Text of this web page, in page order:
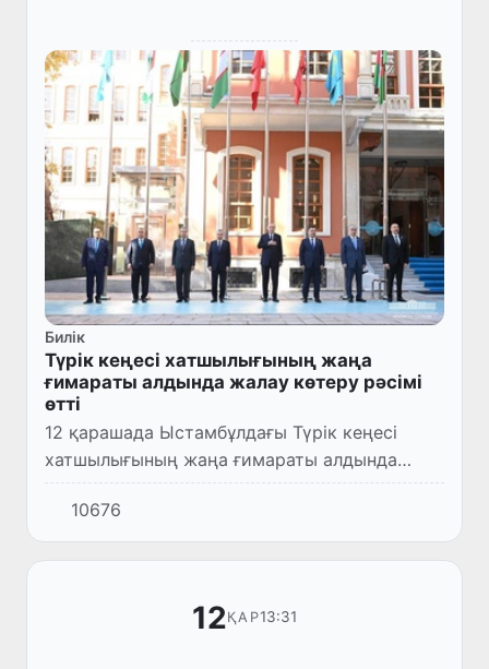
Билік
Түрік кеңесі хатшылығының жаңа
ғимараты алдында жалау көтеру рәсімі
өтті
12 қарашада Ыстамбұлдағы Түрік кеңесі
хатшылығының жаңа ғимараты алдында
жалау көтеру рәсімі өтті.
10676
12ҚАР13:31